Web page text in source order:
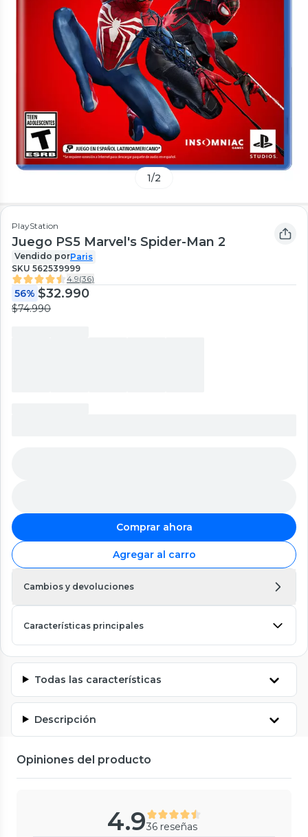
1/2
PlayStation
Juego PS5 Marvel's Spider-Man 2
Vendido porParis
SKU 562539999
4.9(36)
56% $32.990
$74.990
Comprar ahora
Agregar al carro
Cambios y devoluciones
Características principales
Todas las características
Descripción
Opiniones del producto
4.936 reseñas